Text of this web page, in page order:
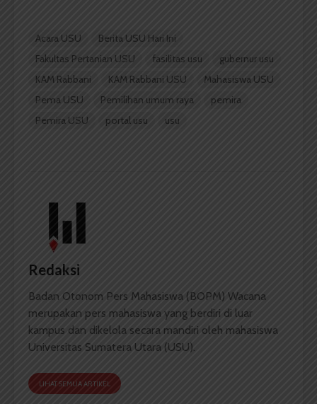
Acara USU
Berita USU Hari Ini
Fakultas Pertanian USU
fasilitas usu
gubernur usu
KAM Rabbani
KAM Rabbani USU
Mahasiswa USU
Pema USU
Pemilihan umum raya
pemira
Pemira USU
portal usu usu
Redaksi
Badan Otonom Pers Mahasiswa (BOPM) Wacana
merupakan pers mahasiswa yang berdiri di luar
kampus dan dikelola secara mandiri oleh mahasiswa
Universitas Sumatera Utara (USU).
LIHAT SEMUA ARTIKEL